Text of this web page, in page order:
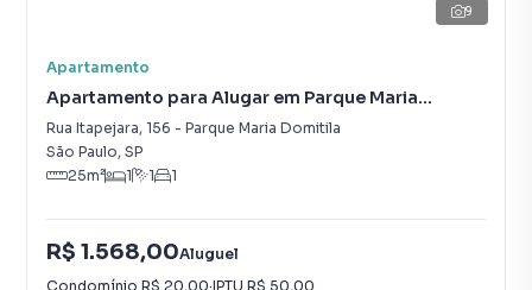
9
Apartamento
Apartamento para Alugar em Parque Maria
Domitila
Rua Itapejara, 156 - Parque Maria Domitila
São Paulo, SP
25m² 1 1 1
R$ 1.568,00Aluguel
Condomínio R$ 20,00·IPTU R$ 50,00